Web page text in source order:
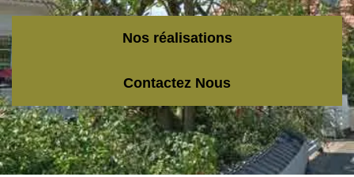
Nos réalisations
Contactez Nous